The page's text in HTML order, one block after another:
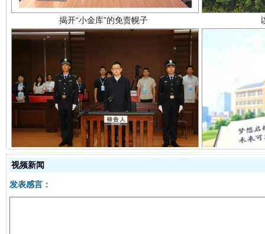
受贿1.44亿！段成刚被判无期 从幼
视频新闻
发表感言：